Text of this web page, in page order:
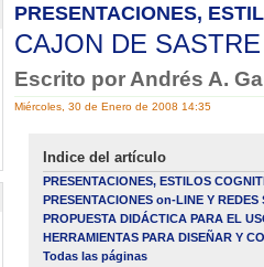
PRESENTACIONES,
CAJON DE
Escrito por Andrés A.
Miércoles, 30 de Enero de 2008 14:35
Indice del artículo
PRESENTACIONES, ESTILOS
PRESENTACIONES o­n-LINE Y REDES
PROPUESTA DIDÁCTICA PARA EL
HERRAMIENTAS PARA DISEÑAR Y
Todas las páginas